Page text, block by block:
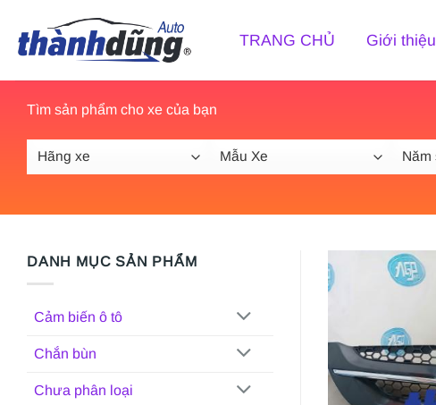
qua
nội
dung
TRANG CHỦ Giới thiệu
Tìm sản phẩm cho xe của bạn
DANH MỤC SẢN PHẨM
Cảm biến ô tô
Chắn bùn
Chưa phân loại